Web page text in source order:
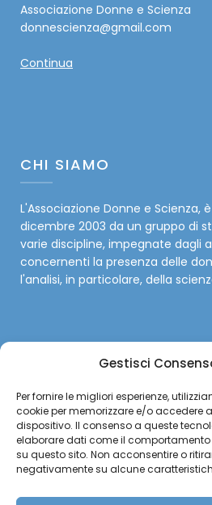
Gestisci
Per fornire le migliori esperienze,
cookie per memorizzare e/o accedere
dispositivo. Il consenso a queste
elaborare dati come il
su questo sito. Non acconsentire o
negativamente su alcune
Associazione Donne e Scienza
donnescienza@gmail.com
Continua
CHI SIAMO
L'Associazione Donne e Scienza,
dicembre 2003 da un gruppo di
varie discipline, impegnate dagli
concernenti la presenza delle
l'analisi, in particolare, della
Facebook
Twitter